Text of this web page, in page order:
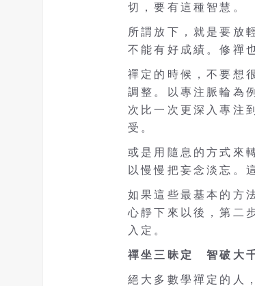
切，要有這種智慧。
所謂放下，就是要放
不能有好成績。修禪
禪定的時候，不要想
調整。以專注脈輪為
次比一次更深入專注
受。
或是用隨息的方式來
以慢慢把妄念淡忘。
如果這些最基本的方
心靜下來以後，第二
入定。
禪坐三昧定 智破大
絕大多數學禪定的人